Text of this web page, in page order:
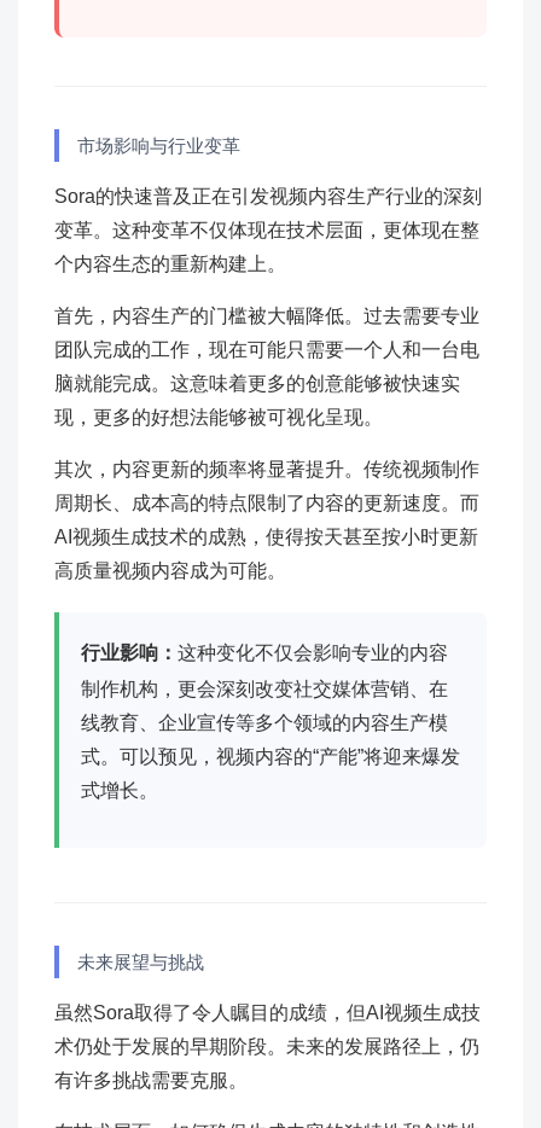
市场影响与行业变革
Sora的快速普及正在引发视频内容生产行业的深刻
变革。这种变革不仅体现在技术层面，更体现在整
个内容生态的重新构建上。
首先，内容生产的门槛被大幅降低。过去需要专业
团队完成的工作，现在可能只需要一个人和一台电
脑就能完成。这意味着更多的创意能够被快速实
现，更多的好想法能够被可视化呈现。
其次，内容更新的频率将显著提升。传统视频制作
周期长、成本高的特点限制了内容的更新速度。而
AI视频生成技术的成熟，使得按天甚至按小时更新
高质量视频内容成为可能。
行业影响： 这种变化不仅会影响专业的内容
制作机构，更会深刻改变社交媒体营销、在
线教育、企业宣传等多个领域的内容生产模
式。可以预见，视频内容的“产能”将迎来爆发
式增长。
未来展望与挑战
虽然Sora取得了令人瞩目的成绩，但AI视频生成技
术仍处于发展的早期阶段。未来的发展路径上，仍
有许多挑战需要克服。